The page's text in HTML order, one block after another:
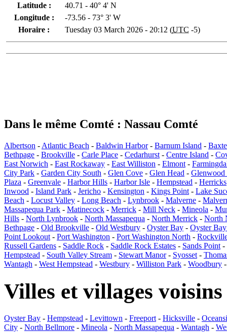
Latitude :
40.71 - 40° 4' N
Longitude :
-73.56 - 73° 3' W
Horaire :
Tuesday 03 March 2026 - 20:12 (UTC -5)
Dans le même Comté : Nassau Comté
Albertson - Atlantic Beach - Baldwin Harbor- Barnum Island -
Bethpage - Brookville - Carle Place - Cedarhurst - Centre Island -
East Norwich - East Rockaway - East Williston - Elmont -
City Park - Garden City South - Glen Cove - Glen Head - Glenwood
Plaza - Greenvale - Harbor Hills - Harbor Isle - Hempstead - Herricks
Inwood - Island Park - Jericho - Kensington - Kings Point - Lake
Beach - Locust Valley - Long Beach - Lynbrook - Malverne -
Massapequa Park - Matinecock - Merrick - Mill Neck - Mineola -
Hills - North Lynbrook - North Massapequa - North Merrick - North
Bethpage - Old Brookville - Old Westbury - Oyster Bay - Oyster
Point Lookout - Port Washington - Port Washington North -
Russell Gardens - Saddle Rock - Saddle Rock Estates - Sands Point -
Hempstead - South Valley Stream - Stewart Manor- Syosset -
Wantagh - West Hempstead - Westbury - Williston Park - Woodbury
Villes et villages voisins
Oyster Bay - Hempstead - Levittown - Freeport - Hicksville -
City - North Bellmore - Mineola - North Massapequa - Wantagh -